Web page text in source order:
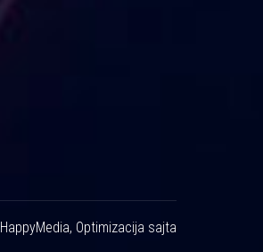
HappyMedia, Optimizacija sajta